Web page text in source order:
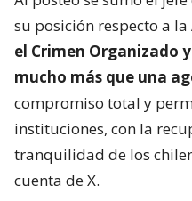
su posición respecto a la
el Crimen Organizado
mucho más que una
compromiso total y
instituciones, con la
tranquilidad de los
cuenta de X.